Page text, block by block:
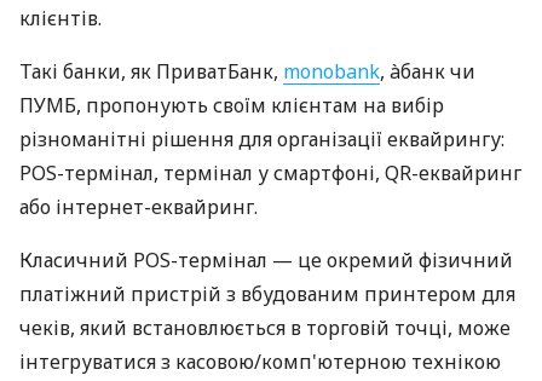
клієнтів.
Такі банки, як ПриватБанк, monobank, àбанк чи
ПУМБ, пропонують своїм клієнтам на вибір
різноманітні рішення для організації еквайрингу:
POS-термінал, термінал у смартфоні, QR-еквайринг
або інтернет-еквайринг.
Класичний POS-термінал — це окремий фізичний
платіжний пристрій з вбудованим принтером для
чеків, який встановлюється в торговій точці, може
інтегруватися з касовою/комп'ютерною технікою